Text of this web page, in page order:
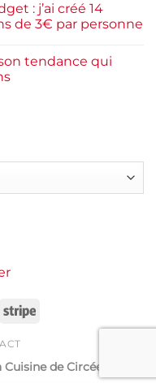
: j’ai créé 14
de 3€ par personne
tendance qui
Stripe
Cuisine de Circée